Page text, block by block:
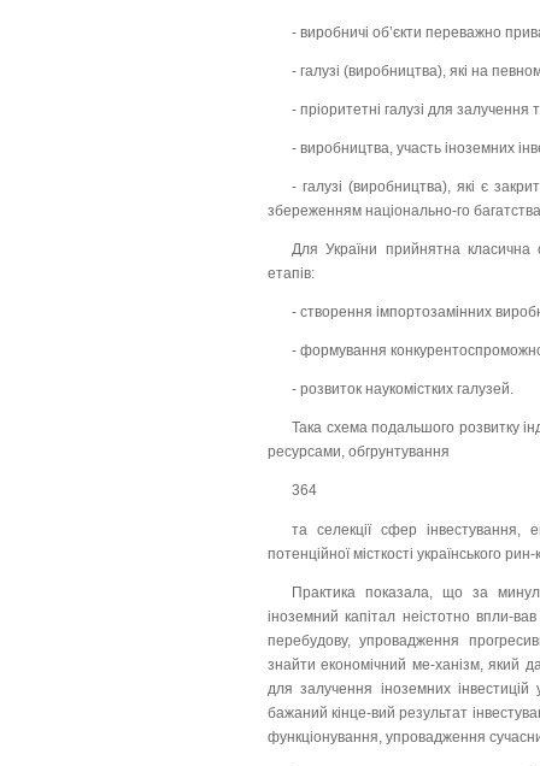
- виробничі об’єкти переважно
- галузі (виробництва), які на
- пріоритетні галузі для залучення
- виробництва, участь іноземних
- галузі (виробництва), які є
збереженням національно-го
Для України прийнятна класична
етапів:
- створення імпортозамінних
- формування
- розвиток наукомістких галузей.
Така схема подальшого розвитку
ресурсами, обгрунтування
364
та селекції сфер інвестування,
потенційної місткості українського
Практика показала, що за
іноземний капітал неістотно впли-
перебудову, упровадження
знайти економічний ме-ханізм, який
для залучення іноземних
бажаний кінце-вий результат
функціонування, упровадження